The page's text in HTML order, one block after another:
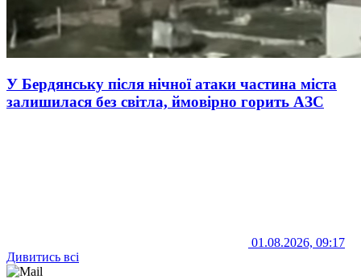
У Бердянську після нічної атаки частина міста
залишилася без світла, ймовірно горить АЗС
01.08.2026, 09:17
Дивитись всі